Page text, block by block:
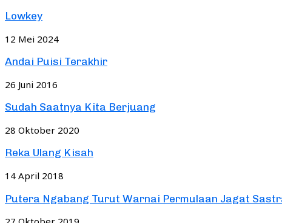
Lowkey
12 Mei 2024
Andai Puisi Terakhir
26 Juni 2016
Sudah Saatnya Kita Berjuang
28 Oktober 2020
Reka Ulang Kisah
14 April 2018
Putera Ngabang Turut Warnai Permulaan Jagat